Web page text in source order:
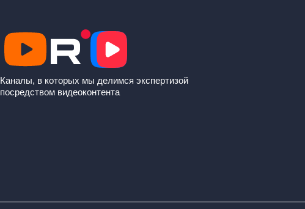
Каналы, в которых мы делимся экспертизой
посредством видеоконтента